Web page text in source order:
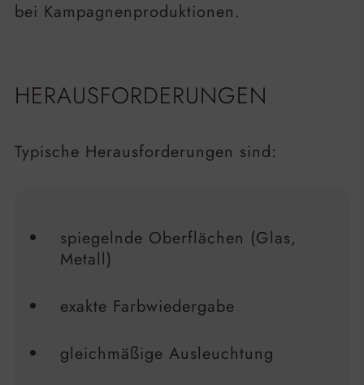
bei Kampagnenproduktionen.
HERAUSFORDERUNGEN
Typische Herausforderungen sind:
spiegelnde Oberflächen (Glas,
Metall)
exakte Farbwiedergabe
gleichmäßige Ausleuchtung